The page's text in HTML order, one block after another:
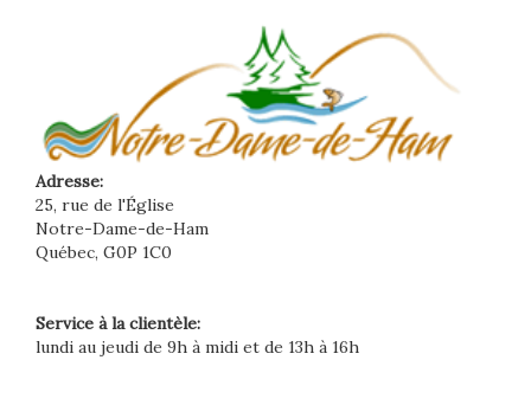
Adresse:
25, rue de l'Église
Notre-Dame-de-Ham
Québec, G0P 1C0
Service à la clientèle:
lundi au jeudi de 9h à midi et de 13h à 16h